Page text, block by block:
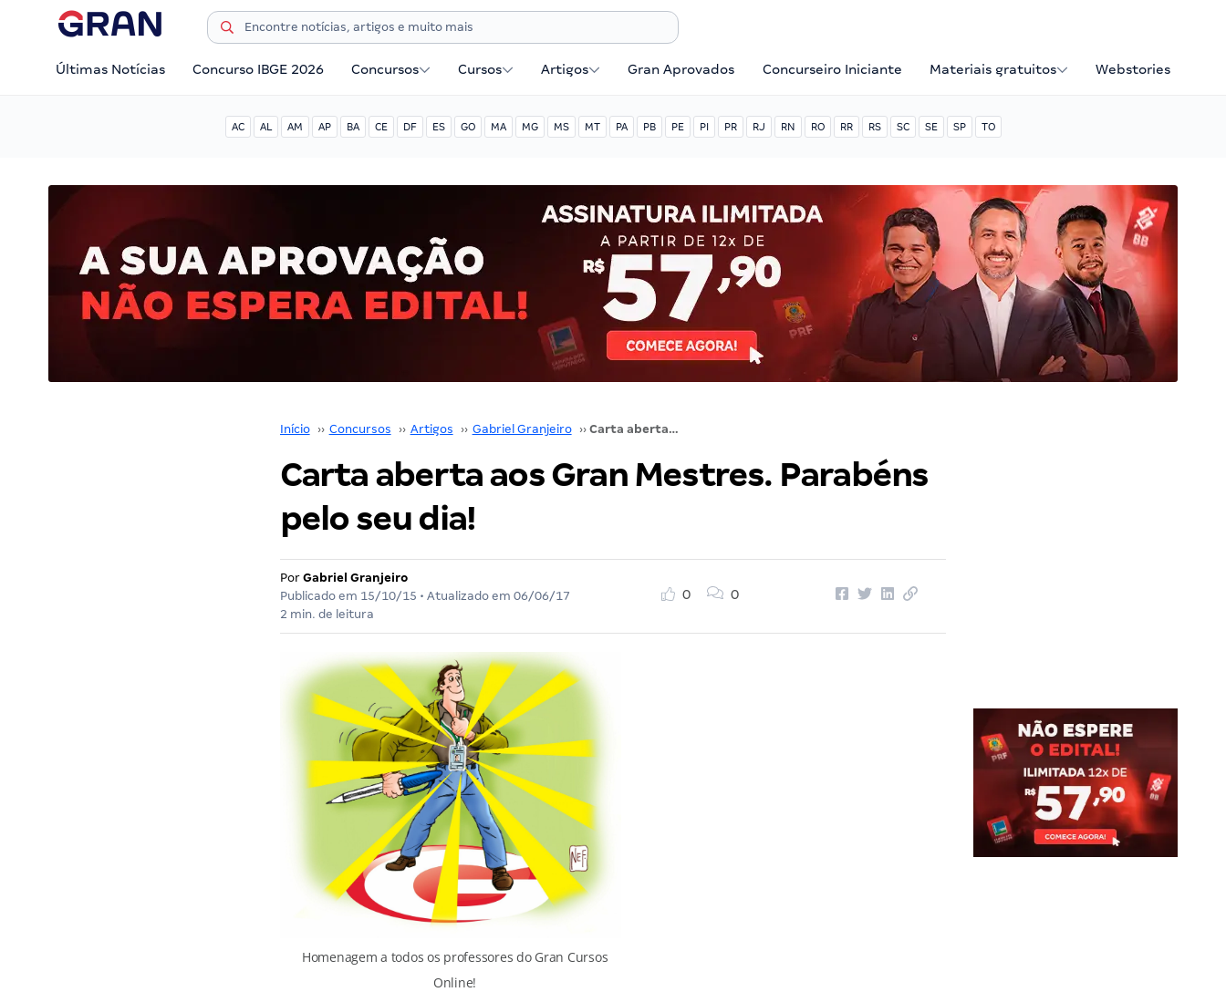
Últimas Notícias Concurso IBGE 2026 Concursos Cursos Artigos Gran Aprovados Concurseiro Iniciante Materiais gratuitos Webstories
AC AL AM AP BA CE DF ES GO MA MG MS MT PA PB PE PI PR RJ RN RO RR RS SC SE SP TO
Início ›› Concursos ›› Artigos ›› Gabriel Granjeiro ›› Carta aberta aos Gran Mestres. Parabéns pelo seu dia!
Carta aberta aos Gran Mestres. Parabéns
pelo seu dia!
Por Gabriel Granjeiro
Publicado em 15/10/15 • Atualizado em 06/06/17
2 min. de leitura
0 0
Homenagem a todos os professores do Gran Cursos
Online!